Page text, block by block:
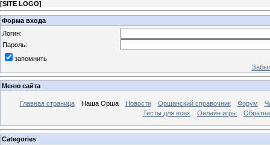
[SITE LOGO]
Форма входа
Логин:
Пароль:
запомнить
Меню сайта
Главная страница Наша Орша Новости Оршанский справочник Форум
Тесты для всех
Онлайн игры
Categories